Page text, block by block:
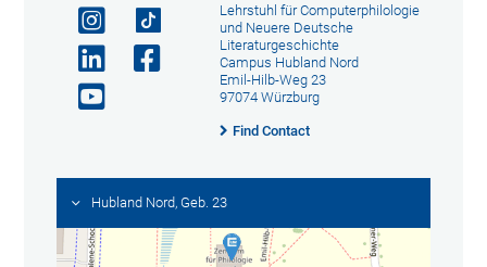
Lehrstuhl für Computerphilologie
und Neuere Deutsche
Literaturgeschichte
Campus Hubland Nord
Emil-Hilb-Weg 23
97074 Würzburg
Find Contact
Hubland Nord, Geb. 23